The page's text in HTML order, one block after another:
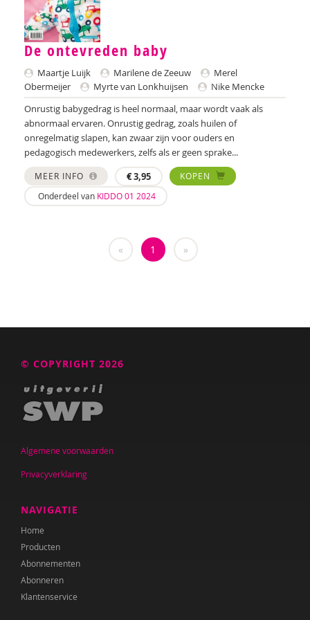
Iris Andriessen
Nilay Ardjosemito
Nishaan Ardjosemito
Siela Ardjosemito-Jethoe
Nicole van Asten
Diverse auteurs
Roli Ayutsede
Anne-Floor Bakker
Henriet Bathoorn
Kim van den Berg
Maria Hetty van den Berg
Nicolette van den Berg
Remco van den Berg
De ontevreden baby
Maartje Luijk Marilene de Zeeuw
Merel
Obermeijer
Myrte van Lonkhuijsen
Nike Mencke
Onrustig babygedrag is heel normaal, maar wordt vaak als
abnormaal ervaren. Onrustig gedrag, zoals huilen of
onregelmatig slapen, kan zwaar zijn voor ouders en
pedagogisch medewerkers, zelfs als er geen sprake...
MEER INFO €3,95
KOPEN
Onderdeel van KIDDO 01 2024
« 1 »
© COPYRIGHT 2026
Algemene voorwaarden
Privacyverklaring
NAVIGATIE
Home
Producten
Abonnementen
Abonneren
Klantenservice